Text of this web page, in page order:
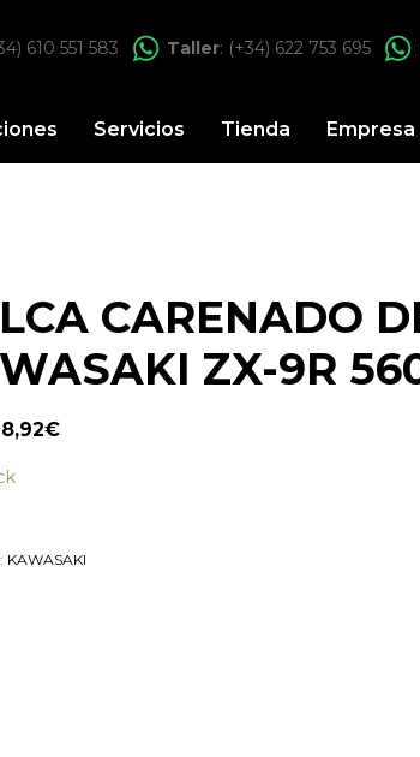
610 551 583 Taller: (+34) 622 753 695
Servicios Tienda Empresa
CARENADO
ZX-9R
€
KAWASAKI